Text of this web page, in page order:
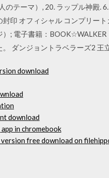
のテーマ）, 20. ラップル神殿.
封印 オフィシャル コンプリー
）; 電子書籍：
ダンジョントラベラーズ2 王
download
download
in chromebook
free download on